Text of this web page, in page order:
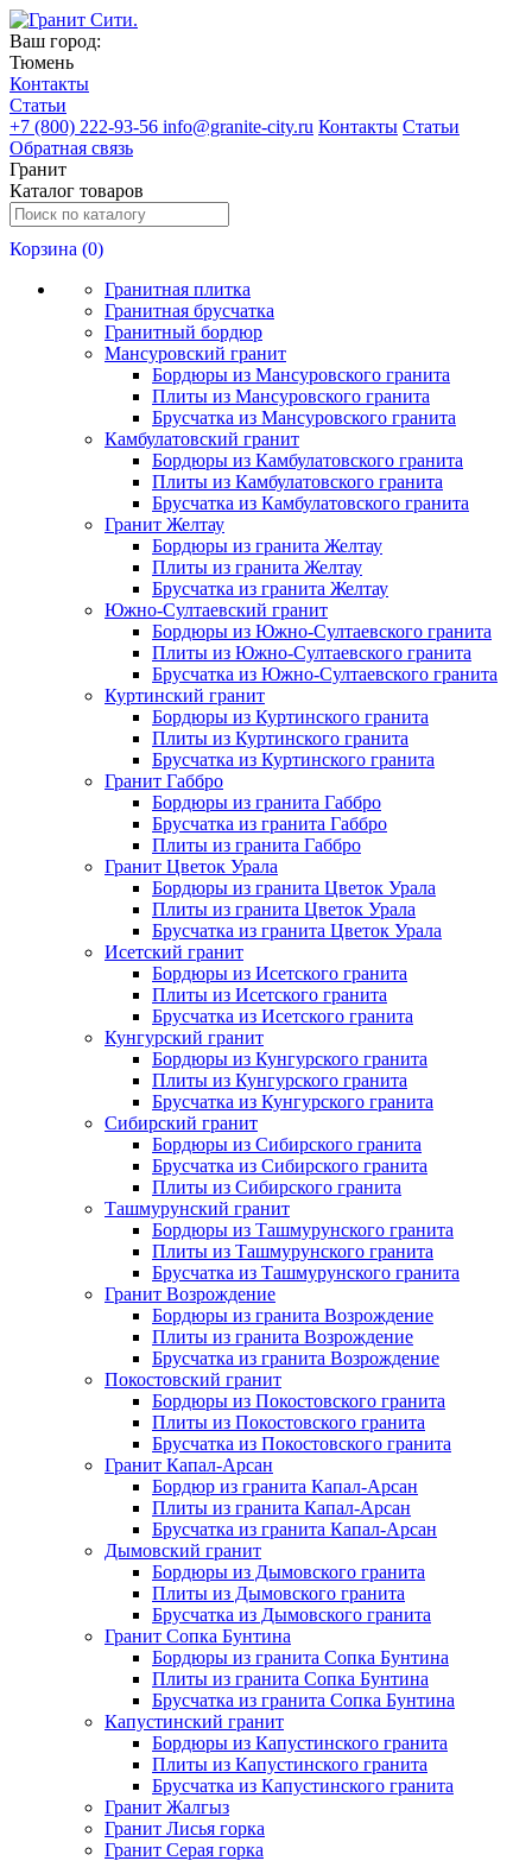
Ваш город:
Тюмень
Контакты
Статьи
+7 (800) 222-93-56 info@granite-city.ru Контакты Статьи
Обратная связь
Гранит
Каталог товаров
Корзина (0)
Гранитная плитка
Гранитная брусчатка
Гранитный бордюр
Мансуровский гранит
Бордюры из Мансуровского гранита
Плиты из Мансуровского гранита
Брусчатка из Мансуровского гранита
Камбулатовский гранит
Бордюры из Камбулатовского гранита
Плиты из Камбулатовского гранита
Брусчатка из Камбулатовского гранита
Гранит Желтау
Бордюры из гранита Желтау
Плиты из гранита Желтау
Брусчатка из гранита Желтау
Южно-Султаевский гранит
Бордюры из Южно-Султаевского гранита
Плиты из Южно-Султаевского гранита
Брусчатка из Южно-Султаевского гранита
Куртинский гранит
Бордюры из Куртинского гранита
Плиты из Куртинского гранита
Брусчатка из Куртинского гранита
Гранит Габбро
Бордюры из гранита Габбро
Брусчатка из гранита Габбро
Плиты из гранита Габбро
Гранит Цветок Урала
Бордюры из гранита Цветок Урала
Плиты из гранита Цветок Урала
Брусчатка из гранита Цветок Урала
Исетский гранит
Бордюры из Исетского гранита
Плиты из Исетского гранита
Брусчатка из Исетского гранита
Кунгурский гранит
Бордюры из Кунгурского гранита
Плиты из Кунгурского гранита
Брусчатка из Кунгурского гранита
Сибирский гранит
Бордюры из Сибирского гранита
Брусчатка из Сибирского гранита
Плиты из Сибирского гранита
Ташмурунский гранит
Бордюры из Ташмурунского гранита
Плиты из Ташмурунского гранита
Брусчатка из Ташмурунского гранита
Гранит Возрождение
Бордюры из гранита Возрождение
Плиты из гранита Возрождение
Брусчатка из гранита Возрождение
Покостовский гранит
Бордюры из Покостовского гранита
Плиты из Покостовского гранита
Брусчатка из Покостовского гранита
Гранит Капал-Арсан
Бордюр из гранита Капал-Арсан
Плиты из гранита Капал-Арсан
Брусчатка из гранита Капал-Арсан
Дымовский гранит
Бордюры из Дымовского гранита
Плиты из Дымовского гранита
Брусчатка из Дымовского гранита
Гранит Сопка Бунтина
Бордюры из гранита Сопка Бунтина
Плиты из гранита Сопка Бунтина
Брусчатка из гранита Сопка Бунтина
Капустинский гранит
Бордюры из Капустинского гранита
Плиты из Капустинского гранита
Брусчатка из Капустинского гранита
Гранит Жалгыз
Гранит Лисья горка
Гранит Серая горка